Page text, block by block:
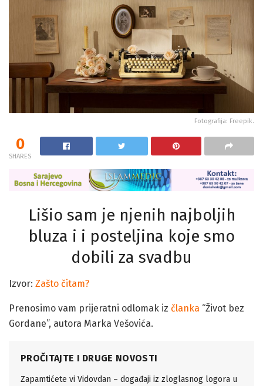
Fotografija: Freepik.
0
SHARES
Lišio sam je njenih najboljih
bluza i i posteljina koje smo
dobili za svadbu
Izvor: Zašto čitam?
Prenosimo vam prijeratni odlomak iz članka “Život bez
Gordane”, autora Marka Vešovića.
PROČITAJTE I DRUGE NOVOSTI
Zapamtićete vi Vidovdan – događaji iz zloglasnog logora u